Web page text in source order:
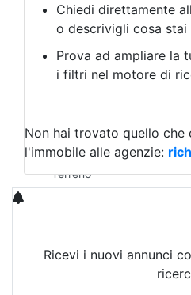
Albergo
Laboratorio Artigianale
Negozio/locale commerciale
Agriturismo
Magazzini
Qualsiasi
Terreno edificabile
Terreno
Chiedi direttamente
o descrivigli cosa stai
Prova ad ampliare la
i filtri nel motore di
Non hai trovato quello che
l'immobile alle agenzie:
Ricevi i nuovi annunci